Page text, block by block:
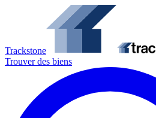
Trackstone
Trouver des biens